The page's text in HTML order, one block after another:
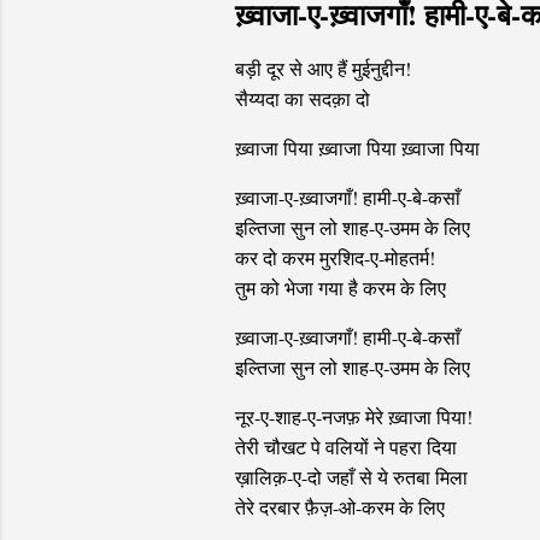
ख़्वाजा-ए-ख़्वाजगाँ! हामी-ए-बे-
बड़ी दूर से आए हैं मुईनुद्दीन!
सैय्यदा का सदक़ा दो
ख़्वाजा पिया ख़्वाजा पिया ख़्वाजा पिया
ख़्वाजा-ए-ख़्वाजगाँ! हामी-ए-बे-कसाँ
इल्तिजा सुन लो शाह-ए-उमम के लिए
कर दो करम मुरशिद-ए-मोहतर्म!
तुम को भेजा गया है करम के लिए
ख़्वाजा-ए-ख़्वाजगाँ! हामी-ए-बे-कसाँ
इल्तिजा सुन लो शाह-ए-उमम के लिए
नूर-ए-शाह-ए-नजफ़ मेरे ख़्वाजा पिया!
तेरी चौखट पे वलियों ने पहरा दिया
ख़ालिक़-ए-दो जहाँ से ये रुतबा मिला
तेरे दरबार फ़ैज़-ओ-करम के लिए